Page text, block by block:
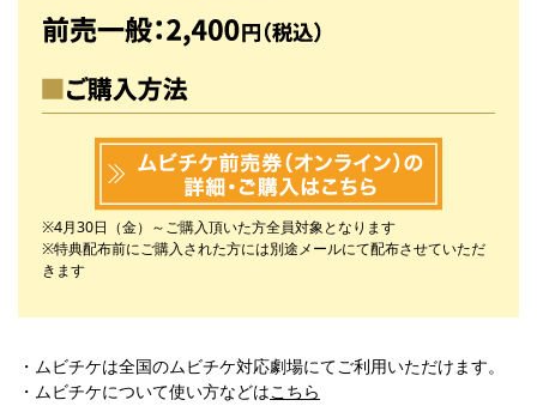
※4月30日（金）～ご購入頂いた方全員対象となります
※特典配布前にご購入された方には別途メールにて配布させていただ
きます
・ムビチケは全国のムビチケ対応劇場にてご利用いただけます。
・ムビチケについて使い方などはこちら